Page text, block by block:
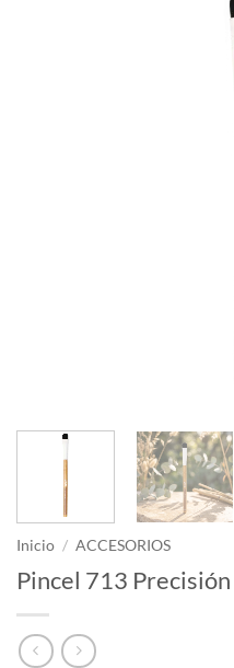
Inicio / ACCESORIOS
Pincel 713 Precisión